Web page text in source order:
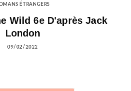
ÉTRANGERS
Wild 6e D'après Jack
London
09/02/2022